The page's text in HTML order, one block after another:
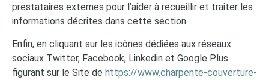
prestataires externes pour l’aider à recueillir et traiter les
informations décrites dans cette section.
Enfin, en cliquant sur les icônes dédiées aux réseaux
sociaux Twitter, Facebook, Linkedin et Google Plus
figurant sur le Site de https://www.charpente-couverture-